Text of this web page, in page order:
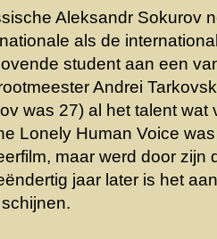
Aleksandr Sokurov
als de
student aan een
Andrei
was 27) al het talent wat
Lonely Human Voice
maar werd door zijn
jaar later is het